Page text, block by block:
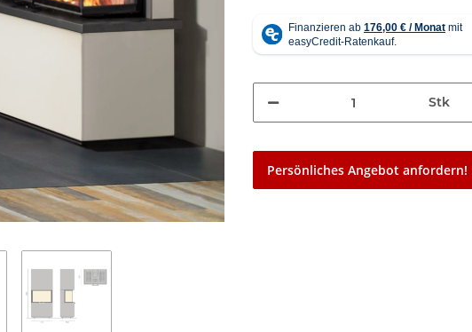
Stk
Persönliches Angebot anfordern!